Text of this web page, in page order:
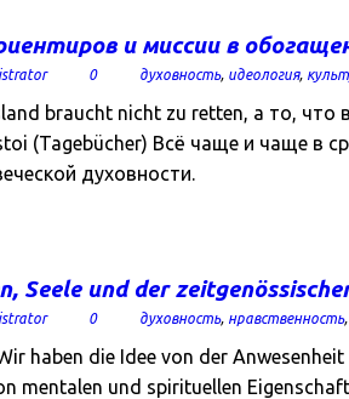
и миссии в
0 духовность, идеология,
braucht nicht zu retten, а то,
(Tagebücher) Всё чаще и чаще в
духовности.
Seele und der
0 духовность, нравственность
haben die Idee von der
mentalen und spirituellen